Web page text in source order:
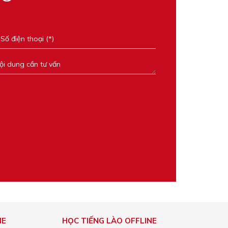
HỌC TIẾNG LÀO OFFLINE